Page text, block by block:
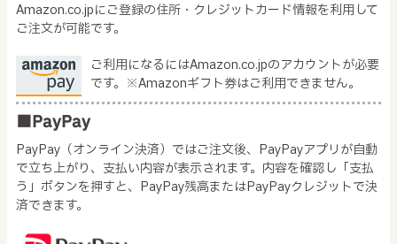
Amazon.co.jpにご登録の住所・クレジットカード情報を利用して
ご注文が可能です。
ご利用になるにはAmazon.co.jpのアカウントが必要
です。※Amazonギフト券はご利用できません。
■PayPay
PayPay（オンライン決済）ではご注文後、PayPayアプリが自動
で立ち上がり、支払い内容が表示されます。内容を確認し「支払
う」ボタンを押すと、PayPay残高またはPayPayクレジットで決
済できます。